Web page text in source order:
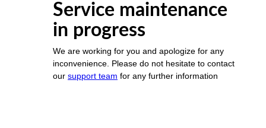
Service maintenance
in progress
We are working for you and apologize for any
inconvenience. Please do not hesitate to contact
our support team for any further information